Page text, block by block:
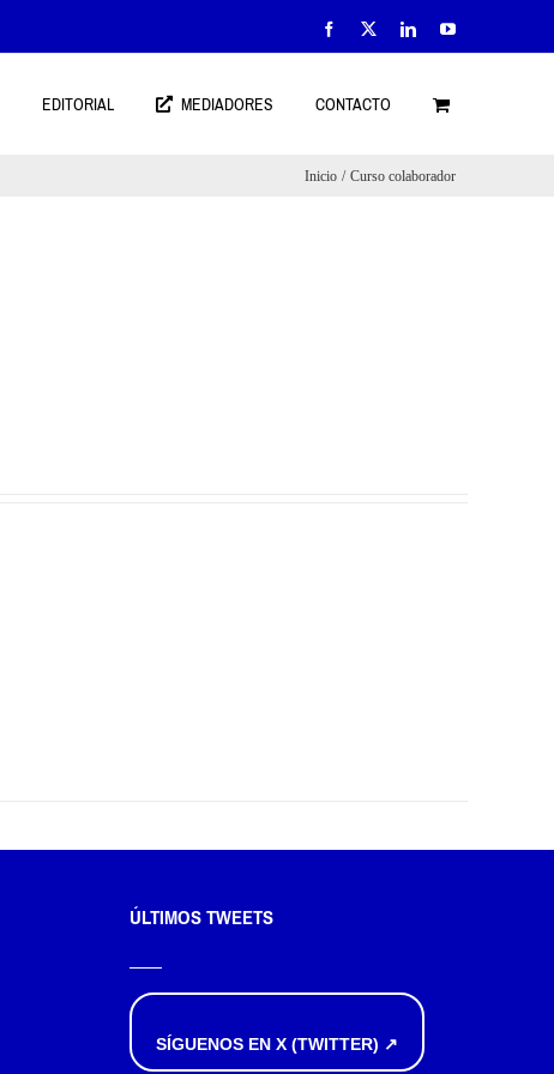
Facebook LinkedInYouTube
EDITORIAL MEDIADORES CONTACTO
Inicio Curso colaborador
ÚLTIMOS TWEETS
SÍGUENOS EN X (TWITTER) ↗